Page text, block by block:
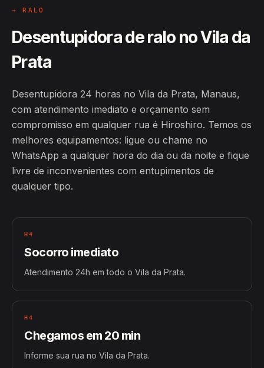
→ RALO
Desentupidora de ralo no Vila da
Prata
Desentupidora 24 horas no Vila da Prata, Manaus,
com atendimento imediato e orçamento sem
compromisso em qualquer rua é Hiroshiro. Temos os
melhores equipamentos: ligue ou chame no
WhatsApp a qualquer hora do dia ou da noite e fique
livre de inconvenientes com entupimentos de
qualquer tipo.
H4
Socorro imediato
Atendimento 24h em todo o Vila da Prata.
H4
Chegamos em 20 min
Informe sua rua no Vila da Prata.